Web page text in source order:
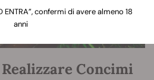
Concimi
ENTRA”, confermi di avere almeno 18
anni